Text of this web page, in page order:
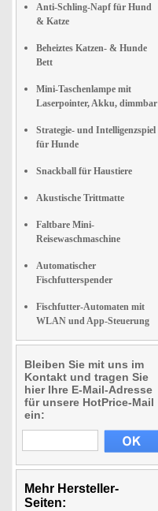
Anti-Schling-Napf für Hund
& Katze
Beheiztes Katzen- & Hunde
Bett
Mini-Taschenlampe mit
Laserpointer, Akku, dimmbar
Strategie- und Intelligenzspiel
für Hunde
Snackball für Haustiere
Akustische Trittmatte
Faltbare Mini-
Reisewaschmaschine
Automatischer
Fischfutterspender
Fischfutter-Automaten mit
WLAN und App-Steuerung
Bleiben Sie mit uns im
Kontakt und tragen Sie
hier Ihre E-Mail-Adresse
für unsere HotPrice-Mail
ein:
Mehr Hersteller-
Seiten: